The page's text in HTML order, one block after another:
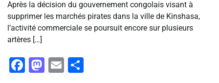
Après la décision du gouvernement congolais visant à
supprimer les marchés pirates dans la ville de Kinshasa,
l’activité commerciale se poursuit encore sur plusieurs
artères […]
Facebook
Mastodon
Email